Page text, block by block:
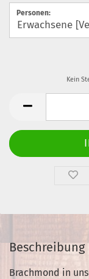
Personen:
Kein
Beschreibung
Brachmond in